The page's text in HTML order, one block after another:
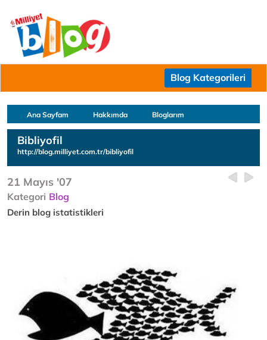
Blog Kategorileri
Ana Sayfam Hakkımda Bloglarım
Bibliyofil
http://blog.milliyet.com.tr/bibliyofil
21 Mayıs '07
Kategori Blog
Derin blog istatistikleri